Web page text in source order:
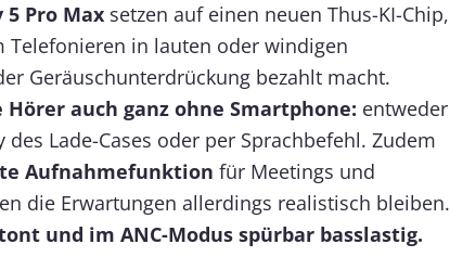
Pro Max setzen auf einen neuen Thus-KI-Chip,
Telefonieren in lauten oder windigen
Geräuschunterdrückung bezahlt macht.
auch ganz ohne Smartphone: entweder
Lade-Cases oder per Sprachbefehl. Zudem
Aufnahmefunktion für Meetings und
die Erwartungen allerdings realistisch bleiben.
und im ANC-Modus spürbar basslastig.